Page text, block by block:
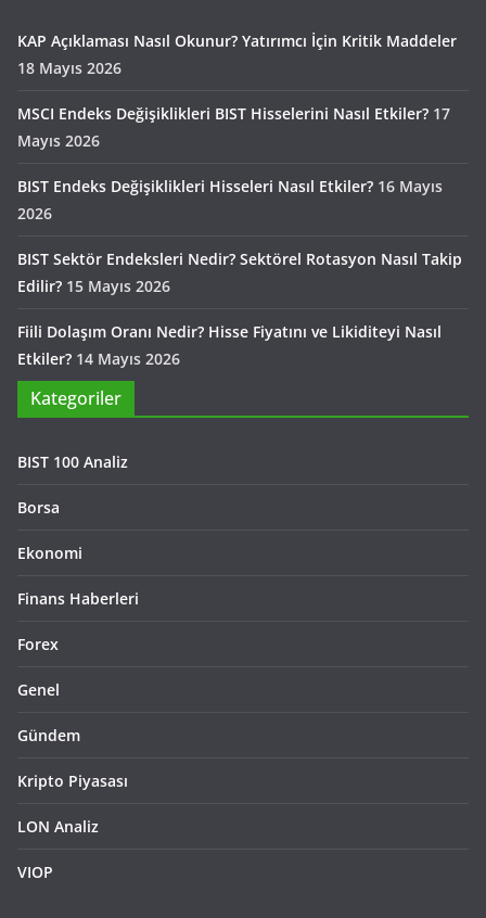
KAP Açıklaması Nasıl Okunur? Yatırımcı İçin Kritik Maddeler
18 Mayıs 2026
MSCI Endeks Değişiklikleri BIST Hisselerini Nasıl Etkiler? 17
Mayıs 2026
BIST Endeks Değişiklikleri Hisseleri Nasıl Etkiler? 16 Mayıs
2026
BIST Sektör Endeksleri Nedir? Sektörel Rotasyon Nasıl Takip
Edilir? 15 Mayıs 2026
Fiili Dolaşım Oranı Nedir? Hisse Fiyatını ve Likiditeyi Nasıl
Etkiler? 14 Mayıs 2026
Kategoriler
BIST 100 Analiz
Borsa
Ekonomi
Finans Haberleri
Forex
Genel
Gündem
Kripto Piyasası
LON Analiz
VIOP